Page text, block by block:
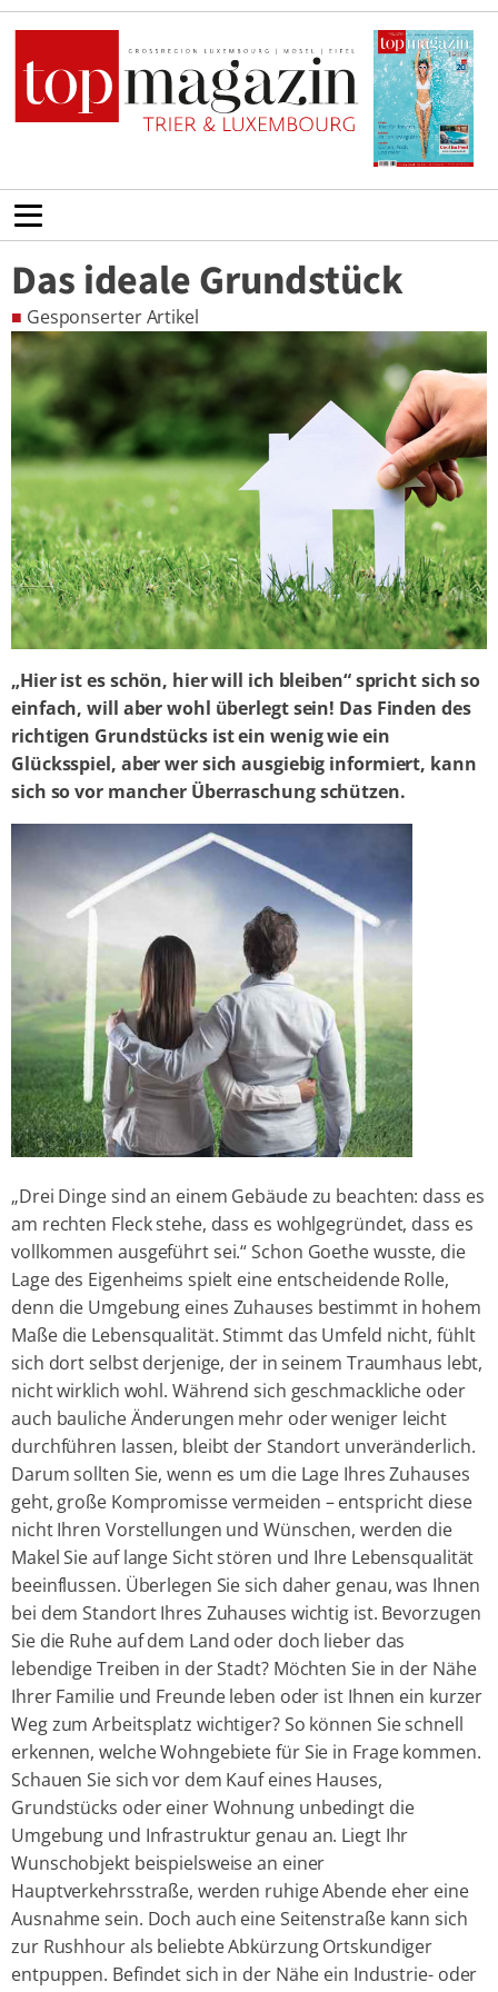
Das ideale Grundstück
■ Gesponserter Artikel
„Hier ist es schön, hier will ich bleiben“ spricht sich so
einfach, will aber wohl überlegt sein! Das Finden des
richtigen Grundstücks ist ein wenig wie ein
Glücksspiel, aber wer sich ausgiebig informiert, kann
sich so vor mancher Überraschung schützen.
„Drei Dinge sind an einem Gebäude zu beachten: dass es
am rechten Fleck stehe, dass es wohlgegründet, dass es
vollkommen ausgeführt sei.“ Schon Goethe wusste, die
Lage des Eigenheims spielt eine entscheidende Rolle,
denn die Umgebung eines Zuhauses bestimmt in hohem
Maße die Lebensqualität. Stimmt das Umfeld nicht, fühlt
sich dort selbst derjenige, der in seinem Traumhaus lebt,
nicht wirklich wohl. Während sich geschmackliche oder
auch bauliche Änderungen mehr oder weniger leicht
durchführen lassen, bleibt der Standort unveränderlich.
Darum sollten Sie, wenn es um die Lage Ihres Zuhauses
geht, große Kompromisse vermeiden – entspricht diese
nicht Ihren Vorstellungen und Wünschen, werden die
Makel Sie auf lange Sicht stören und Ihre Lebensqualität
beeinflussen. Überlegen Sie sich daher genau, was Ihnen
bei dem Standort Ihres Zuhauses wichtig ist. Bevorzugen
Sie die Ruhe auf dem Land oder doch lieber das
lebendige Treiben in der Stadt? Möchten Sie in der Nähe
Ihrer Familie und Freunde leben oder ist Ihnen ein kurzer
Weg zum Arbeitsplatz wichtiger? So können Sie schnell
erkennen, welche Wohngebiete für Sie in Frage kommen.
Schauen Sie sich vor dem Kauf eines Hauses,
Grundstücks oder einer Wohnung unbedingt die
Umgebung und Infrastruktur genau an. Liegt Ihr
Wunschobjekt beispielsweise an einer
Hauptverkehrsstraße, werden ruhige Abende eher eine
Ausnahme sein. Doch auch eine Seitenstraße kann sich
zur Rushhour als beliebte Abkürzung Ortskundiger
entpuppen. Befindet sich in der Nähe ein Industrie- oder